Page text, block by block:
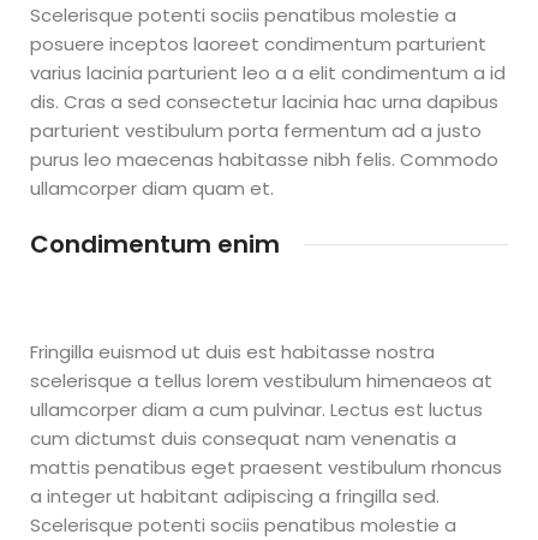
Scelerisque potenti sociis penatibus molestie a
posuere inceptos laoreet condimentum parturient
varius lacinia parturient leo a a elit condimentum a id
dis. Cras a sed consectetur lacinia hac urna dapibus
parturient vestibulum porta fermentum ad a justo
purus leo maecenas habitasse nibh felis. Commodo
ullamcorper diam quam et.
Condimentum enim
Fringilla euismod ut duis est habitasse nostra
scelerisque a tellus lorem vestibulum himenaeos at
ullamcorper diam a cum pulvinar. Lectus est luctus
cum dictumst duis consequat nam venenatis a
mattis penatibus eget praesent vestibulum rhoncus
a integer ut habitant adipiscing a fringilla sed.
Scelerisque potenti sociis penatibus molestie a